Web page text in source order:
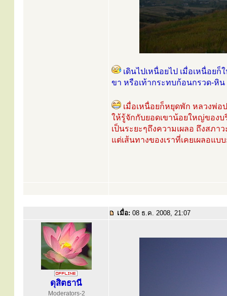
เดินไปเหนื่อยไป เมื่อเหนื่อยก็
ขา หรือเท้ากระทบก้อนกรวด-หิ
เมื่อเหนื่อยก็หยุดพัก หลวงพ่
ให้รู้จักกับยอดเขาน้อยใหญ่ของ
เป็นระยะๆถึงความเผลอ ถึงสภา
แต่เส้นทางของเราที่เคยเผลอแ
เมื่อ: 08 ธ.ค. 2008, 21:07
ดุสิตธานี
Moderators-2